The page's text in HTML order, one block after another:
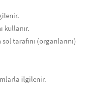
kullanır.
tarafını (organlarını)
ilgilenir.